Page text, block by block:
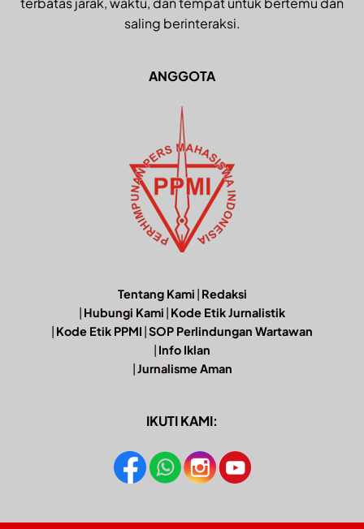
saling berinteraksi.
ANGGOTA
Tentang Kami | Redaksi
| Hubungi Kami | Kode Etik Jurnalistik
| Kode Etik PPMI |SOP Perlindungan Wartawan
| Info Iklan
|Jurnalisme Aman
IKUTI KAMI: